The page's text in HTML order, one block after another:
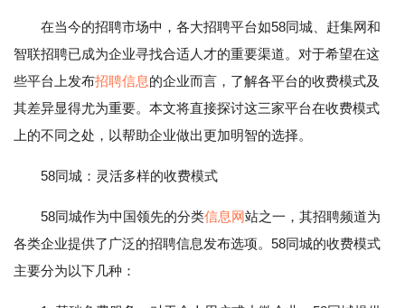
在当今的招聘市场中，各大招聘平台如58同城、赶集网和
智联招聘已成为企业寻找合适人才的重要渠道。对于希望在这
些平台上发布招聘信息的企业而言，了解各平台的收费模式及
其差异显得尤为重要。本文将直接探讨这三家平台在收费模式
上的不同之处，以帮助企业做出更加明智的选择。
58同城：灵活多样的收费模式
58同城作为中国领先的分类信息网站之一，其招聘频道为
各类企业提供了广泛的招聘信息发布选项。58同城的收费模式
主要分为以下几种：